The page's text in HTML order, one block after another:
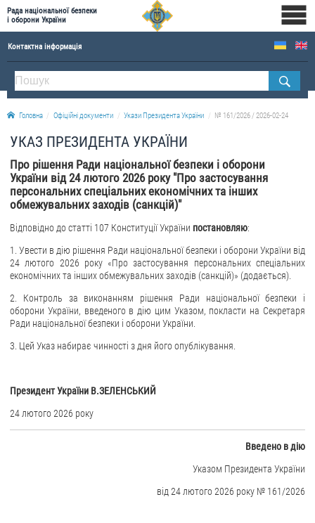
Рада національної безпеки
і оборони України
Контактна інформація
ПРО РНБОУ
Склад Ради національної безпеки і оборони України
Апарат Ради національної безпеки і оборони України
Правова основа діяльності Ради національної безпеки і оборони України
Історична довідка про діяльність Ради національної безпеки і оборони України
ОФІЦІЙНІ ДОКУМЕНТИ
Новини
Drone Deals
Відеогалерея
Електронне звернення
ДОСТУП ДО ПУБЛІЧНОЇ ІНФОРМАЦІЇ
Головна Офіційні документи Укази Президента України № 161/2026 / 2026-02-24
УКАЗ ПРЕЗИДЕНТА УКРАЇНИ
Про рішення Ради національної безпеки і оборони
України від 24 лютого 2026 року "Про застосування
персональних спеціальних економічних та інших
обмежувальних заходів (санкцій)"
Відповідно до статті 107 Конституції України постановляю:
1. Увести в дію рішення Ради національної безпеки і оборони України від
24 лютого 2026 року «Про застосування персональних спеціальних
економічних та інших обмежувальних заходів (санкцій)» (додається).
2. Контроль за виконанням рішення Ради національної безпеки і
оборони України, введеного в дію цим Указом, покласти на Секретаря
Ради національної безпеки і оборони України.
3. Цей Указ набирає чинності з дня його опублікування.
Президент України В.ЗЕЛЕНСЬКИЙ
24 лютого 2026 року
Введено в дію
Указом Президента України
від 24 лютого 2026 року № 161/2026